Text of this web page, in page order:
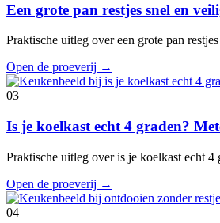
Een grote pan restjes snel en
Praktische uitleg over een grote pan
Open de proeverij →
03
Is je koelkast echt 4 graden?
Praktische uitleg over is je koelkast echt 4
Open de proeverij →
04